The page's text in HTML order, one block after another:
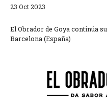
23 Oct 2023
El Obrador de Goya continúa
Barcelona (España)